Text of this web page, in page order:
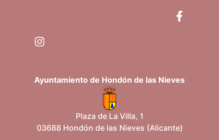
Ayuntamiento de Hondón de las Nieves
Plaza de La Villa, 1
03688 Hondón de las Nieves (Alicante)